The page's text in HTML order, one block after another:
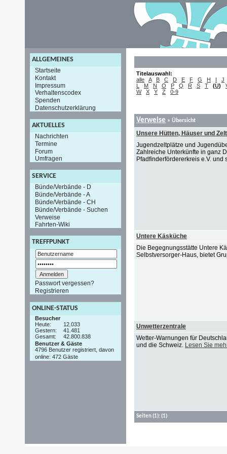
ALLGEMEINES
Startseite
Kontakt
Impressum
Verhaltenscodex
Spenden
Datenschutzerklärung
AKTUELLES
Nachrichten
Termine
Forum
Umfragen
SERVICE
Bünde/Verbände - D
Bünde/Verbände - A
Bünde/Verbände - CH
Bünde/Verbände - Suchen
Verweise
Fahrten-Wiki
TREFFPUNKT
Passwort vergessen?
Registrieren
ONLINE-STATUS
Besucher
Heute:
12.033
Gestern:
41.481
Gesamt:
42.800.838
Benutzer & Gäste
4796 Benutzer registriert, davon
online: 472 Gäste
Titelauswahl:
alle
A B C D E F G H I
J
L
M N O P Q R S T (U)
W
X Y Z 0-9
Verweise » Übersicht
Unsere Hütten, Häuser und
Jugendzeltplätze und
Zahlreiche Unterkünfte in ganz
Pfadfinderfördererkreis e.V.
Untere Käsküche
Die Begegnungsstätte Untere
Selbstversorger-Haus, bietet
Unwetterzentrale
Wetter-Warnungen für
und die Schweiz. Lesen Sie
Seiten(1): (1)